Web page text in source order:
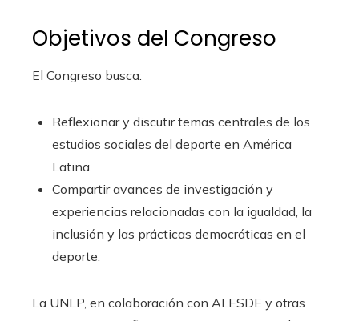
Objetivos del Congreso
El Congreso busca:
Reflexionar y discutir temas centrales de los
estudios sociales del deporte en América
Latina.
Compartir avances de investigación y
experiencias relacionadas con la igualdad, la
inclusión y las prácticas democráticas en el
deporte.
La UNLP, en colaboración con ALESDE y otras